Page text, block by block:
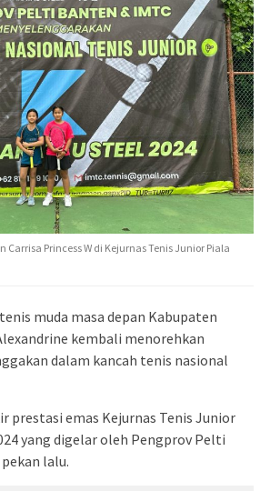
Princess W di Kejurnas Tenis Junior Piala
muda masa depan Kabupaten
kembali menorehkan
dalam kancah tenis nasional
prestasi emas Kejurnas Tenis Junior
yang digelar oleh Pengprov Pelti
lalu.